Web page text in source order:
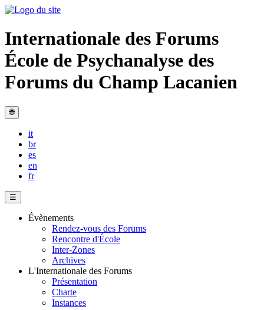
Internationale des Forums
École de Psychanalyse des
Forums du Champ Lacanien
🌐
it
br
es
en
fr
☰
Évènements
Rendez-vous des Forums
Rencontre d'École
Inter-Zones
Archives
L'Internationale des Forums
Présentation
Charte
Instances